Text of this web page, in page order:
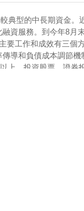
典型的中長期資金。
資服務。到今年8月
要工作和成效有三個
導和負債成本調節機
上，投資股票、證券
、重點領域和重點
務國家重大戰略方面
資金還持續加大對水
2.8萬億元，投資股票
續，我們還將擴大試
期考核機制，加大對